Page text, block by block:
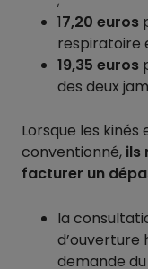
17,20 euros
respiratoire
19,35 euros
des deux
Lorsque les
conventionné, ils
facturer un
la
d’ouverture
demande